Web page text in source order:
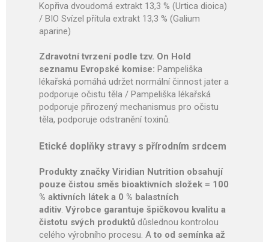
Kopřiva dvoudomá extrakt 13,3 % (Urtica dioica)
/ BIO Svízel přítula extrakt 13,3 % (Galium
aparine)
Zdravotní tvrzení podle tzv. On Hold
seznamu Evropské komise: Pampeliška
lékařská pomáhá udržet normální činnost jater a
podporuje očistu těla / Pampeliška lékařská
podporuje přirozený mechanismus pro očistu
těla, podporuje odstranění toxinů.
Etické doplňky stravy s přírodním srdcem
Produkty značky Viridian Nutrition obsahují
pouze čistou směs bioaktivních složek = 100
% aktivních látek a 0 % balastních
aditiv. Výrobce garantuje špičkovou kvalitu a
čistotu svých produktů důslednou kontrolou
celého výrobního procesu. A to od semínka až